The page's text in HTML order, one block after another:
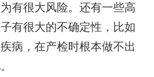
有很大风险。还有一些高
有很大的不确定性，比如
病，在产检时根本做不出